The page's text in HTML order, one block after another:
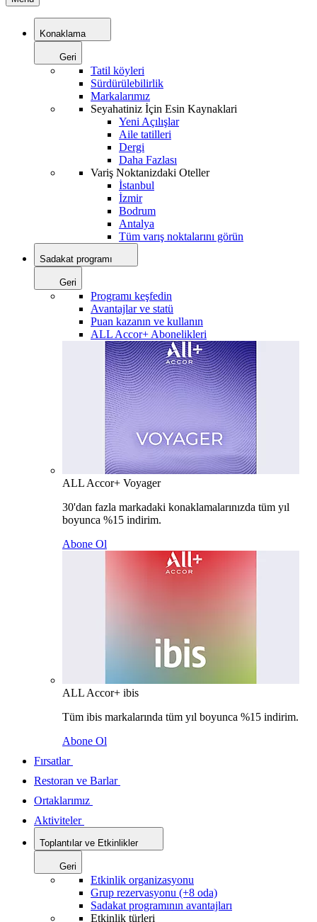
Konaklama
Geri
Tatil köyleri
Sürdürülebilirlik
Markalarımız
Seyahatiniz İçin Esin Kaynaklari
Yeni Açılışlar
Aile tatilleri
Dergi
Daha Fazlası
Variş Noktanizdaki Oteller
İstanbul
İzmir
Bodrum
Antalya
Tüm varış noktalarını görün
Sadakat programı
Geri
Programı keşfedin
Avantajlar ve statü
Puan kazanın ve kullanın
ALL Accor+ Abonelikleri
ALL Accor+ Voyager
30'dan fazla markadaki konaklamalarınızda tüm yıl
boyunca %15 indirim.
Abone Ol
ALL Accor+ ibis
Tüm ibis markalarında tüm yıl boyunca %15 indirim.
Abone Ol
Fırsatlar
Restoran ve Barlar
Ortaklarımız
Aktiviteler
Toplantılar ve Etkinlikler
Geri
Etkinlik organizasyonu
Grup rezervasyonu (+8 oda)
Sadakat programının avantajları
Etkinlik türleri